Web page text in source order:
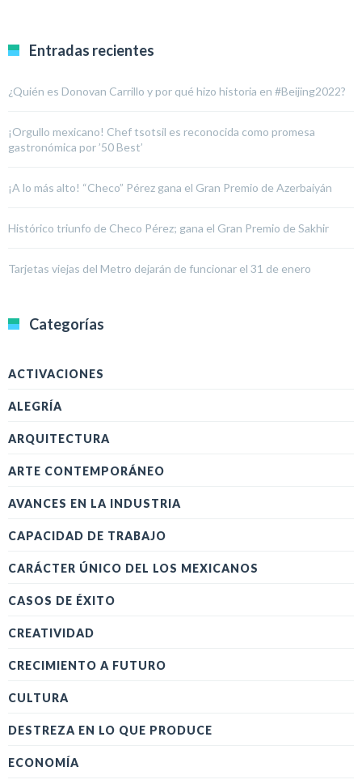
Entradas recientes
¿Quién es Donovan Carrillo y por qué hizo historia en #Beijing2022?
¡Orgullo mexicano! Chef tsotsil es reconocida como promesa
gastronómica por ’50 Best’
¡A lo más alto! “Checo” Pérez gana el Gran Premio de Azerbaiyán
Histórico triunfo de Checo Pérez; gana el Gran Premio de Sakhir
Tarjetas viejas del Metro dejarán de funcionar el 31 de enero
Categorías
ACTIVACIONES
ALEGRÍA
ARQUITECTURA
ARTE CONTEMPORÁNEO
AVANCES EN LA INDUSTRIA
CAPACIDAD DE TRABAJO
CARÁCTER ÚNICO DEL LOS MEXICANOS
CASOS DE ÉXITO
CREATIVIDAD
CRECIMIENTO A FUTURO
CULTURA
DESTREZA EN LO QUE PRODUCE
ECONOMÍA